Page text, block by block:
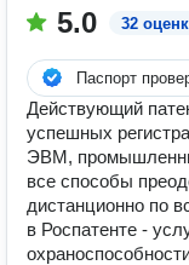
5.0 32
Паспорт
Действующий
успешных
ЭВМ,
все способы
дистанционно по
в Роспатенте -